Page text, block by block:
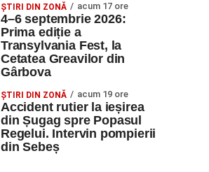
ȘTIRI DIN ZONĂ acum 17 ore
4–6 septembrie 2026:
Prima ediție a
Transylvania Fest, la
Cetatea Greavilor din
Gârbova
ȘTIRI DIN ZONĂ acum 19 ore
Accident rutier la ieșirea
din Șugag spre Popasul
Regelui. Intervin pompierii
din Sebeș